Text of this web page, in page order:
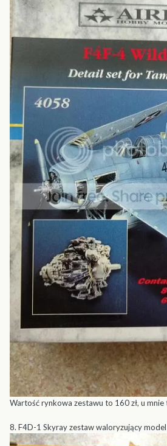
Wartość rynkowa zestawu to 160 zł, u mnie
8. F4D-1 Skyray zestaw waloryzujący